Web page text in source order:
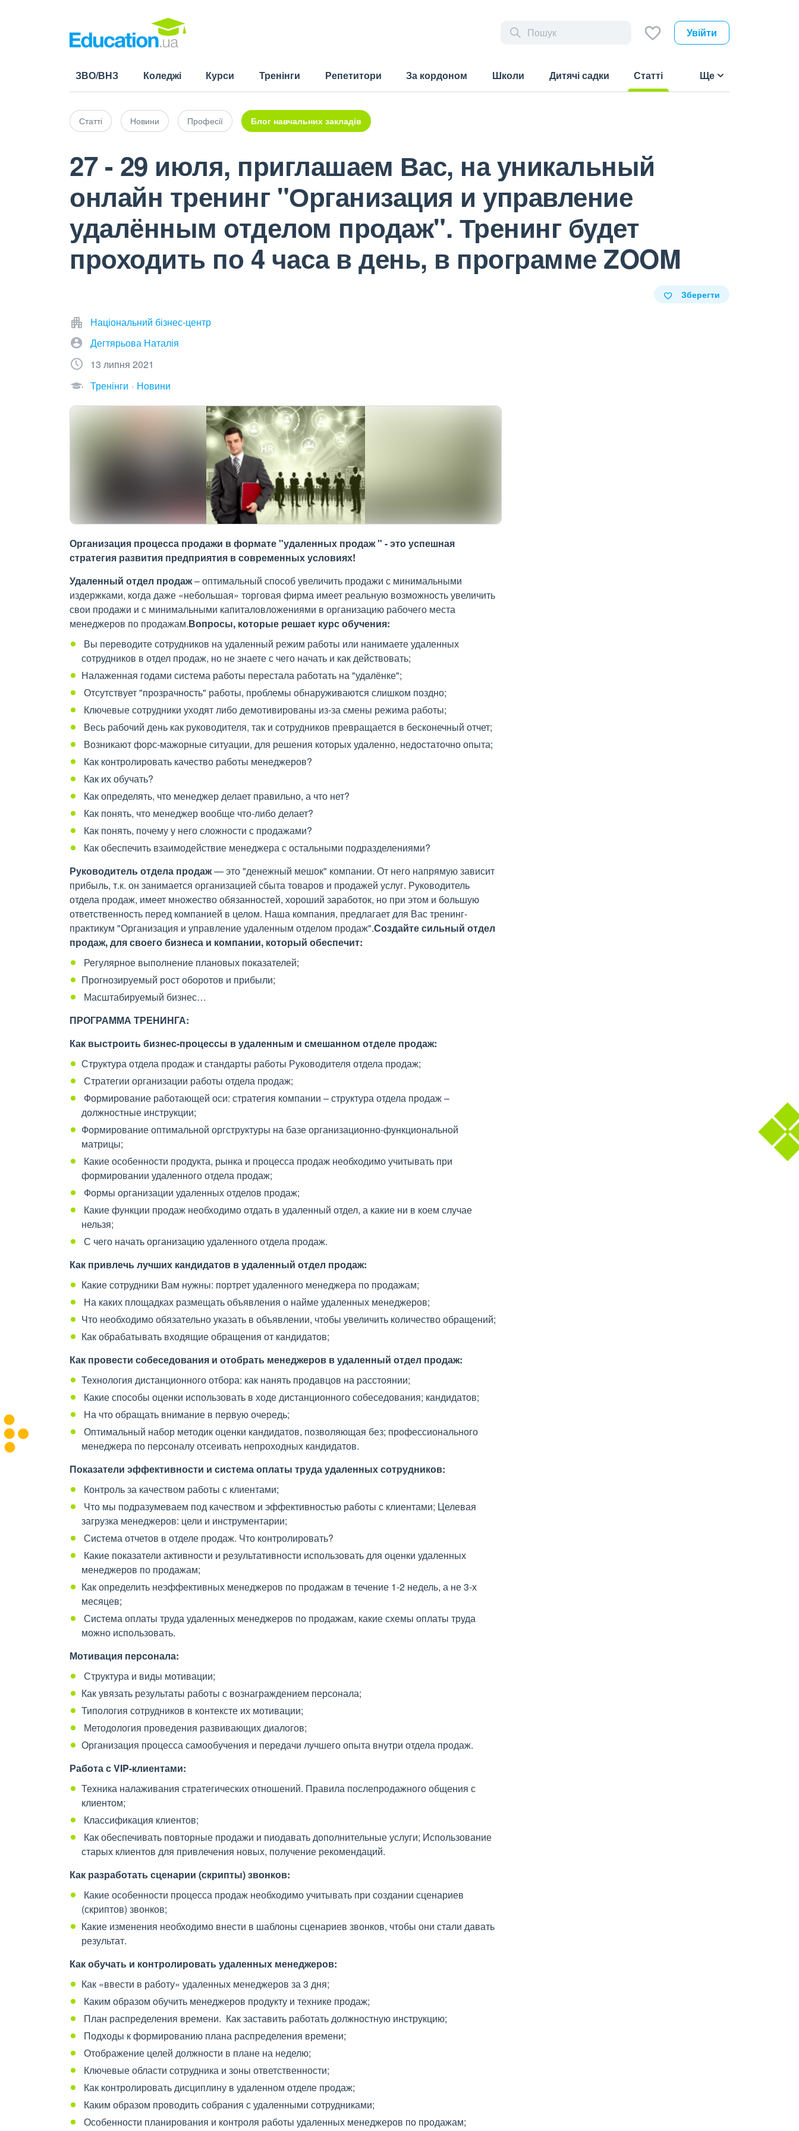
Увійти
ЗВО/ВНЗ Коледжі Курси Тренінги Репетитори За кордоном Школи Дитячі садки
Статті
Ще
Статті Новини Професії Блог навчальних закладів
27 - 29 июля, приглашаем Вас, на уникальный
онлайн тренинг "Организация и управление
удалённым отделом продаж". Тренинг будет
проходить по 4 часа в день, в программе ZOOM
Зберегти
Національний бізнес-центр
Дегтярьова Наталія
13 липня 2021
Тренінги
Новини
Организация процесса продажи в формате "удаленных продаж " - это успешная
стратегия развития предприятия в современных условиях!
Удаленный отдел продаж– оптимальный способ увеличить продажи с минимальными
издержками, когда даже «небольшая» торговая фирма имеет реальную возможность увеличить
свои продажи и с минимальными капиталовложениями в организацию рабочего места
менеджеров по продажам.Вопросы, которые решает курс обучения:
Вы переводите сотрудников на удаленный режим работы или нанимаете удаленных
сотрудников в отдел продаж, но не знаете с чего начать и как действовать;
Налаженная годами система работы перестала работать на "удалёнке";
Отсутствует "прозрачность" работы, проблемы обнаруживаются слишком поздно;
Ключевые сотрудники уходят либо демотивированы из-за смены режима работы;
Весь рабочий день как руководителя, так и сотрудников превращается в бесконечный отчет;
Возникают форс-мажорные ситуации, для решения которых удаленно, недостаточно опыта;
Как контролировать качество работы менеджеров?
Как их обучать?
Как определять, что менеджер делает правильно, а что нет?
Как понять, что менеджер вообще что-либо делает?
Как понять, почему у него сложности с продажами?
Как обеспечить взаимодействие менеджера с остальными подразделениями?
Руководитель отдела продаж— это "денежный мешок" компании. От него напрямую зависит
прибыль, т.к. он занимается организацией сбыта товаров и продажей услуг. Руководитель
отдела продаж, имеет множество обязанностей, хороший заработок, но при этом и большую
ответственность перед компанией в целом. Наша компания, предлагает для Вас тренинг-
практикум "Организация и управление удаленным отделом продаж".Создайте сильный отдел
продаж, для своего бизнеса и компании, который обеспечит:
Регулярное выполнение плановых показателей;
Прогнозируемый рост оборотов и прибыли;
Масштабируемый бизнес…
ПРОГРАММА ТРЕНИНГА:
Как выстроить бизнес-процессы в удаленным и смешанном отделе продаж:
Структура отдела продаж и стандарты работы Руководителя отдела продаж;
Стратегии организации работы отдела продаж;
Формирование работающей оси: стратегия компании – структура отдела продаж –
должностные инструкции;
Формирование оптимальной оргструктуры на базе организационно-функциональной
матрицы;
Какие особенности продукта, рынка и процесса продаж необходимо учитывать при
формировании удаленного отдела продаж;
Формы организации удаленных отделов продаж;
Какие функции продаж необходимо отдать в удаленный отдел, а какие ни в коем случае
нельзя;
С чего начать организацию удаленного отдела продаж.
Как привлечь лучших кандидатов в удаленный отдел продаж:
Какие сотрудники Вам нужны: портрет удаленного менеджера по продажам;
На каких площадках размещать объявления о найме удаленных менеджеров;
Что необходимо обязательно указать в объявлении, чтобы увеличить количество обращений;
Как обрабатывать входящие обращения от кандидатов;
Как провести собеседования и отобрать менеджеров в удаленный отдел продаж:
Технология дистанционного отбора: как нанять продавцов на расстоянии;
Какие способы оценки использовать в ходе дистанционного собеседования; кандидатов;
На что обращать внимание в первую очередь;
Оптимальный набор методик оценки кандидатов, позволяющая без; профессионального
менеджера по персоналу отсеивать непроходных кандидатов.
Показатели эффективности и система оплаты труда удаленных сотрудников:
Контроль за качеством работы с клиентами;
Что мы подразумеваем под качеством и эффективностью работы с клиентами; Целевая
загрузка менеджеров: цели и инструментарии;
Система отчетов в отделе продаж. Что контролировать?
Какие показатели активности и результативности использовать для оценки удаленных
менеджеров по продажам;
Как определить неэффективных менеджеров по продажам в течение 1-2 недель, а не 3-х
месяцев;
Система оплаты труда удаленных менеджеров по продажам, какие схемы оплаты труда
можно использовать.
Мотивация персонала:
Структура и виды мотивации;
Как увязать результаты работы с вознаграждением персонала;
Типология сотрудников в контексте их мотивации;
Методология проведения развивающих диалогов;
Организация процесса самообучения и передачи лучшего опыта внутри отдела продаж.
Работа с VIP-клиентами:
Техника налаживания стратегических отношений. Правила послепродажного общения с
клиентом;
Классификация клиентов;
Как обеспечивать повторные продажи и пиодавать дополнительные услуги; Использование
старых клиентов для привлечения новых, получение рекомендаций.
Как разработать сценарии (скрипты) звонков:
Какие особенности процесса продаж необходимо учитывать при создании сценариев
(скриптов) звонков;
Какие изменения необходимо внести в шаблоны сценариев звонков, чтобы они стали давать
результат.
Как обучать и контролировать удаленных менеджеров:
Как «ввести в работу» удаленных менеджеров за 3 дня;
Каким образом обучить менеджеров продукту и технике продаж;
План распределения времени. Как заставить работать должностную инструкцию;
Подходы к формированию плана распределения времени;
Отображение целей должности в плане на неделю;
Ключевые области сотрудника и зоны ответственности;
Как контролировать дисциплину в удаленном отделе продаж;
Каким образом проводить собрания с удаленными сотрудниками;
Особенности планирования и контроля работы удаленных менеджеров по продажам;